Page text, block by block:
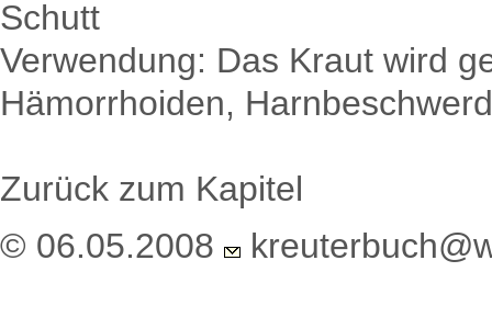
Schutt
Verwendung: Das Kraut wird
Hämorrhoiden,
Zurück zum Kapitel
© 06.05.2008